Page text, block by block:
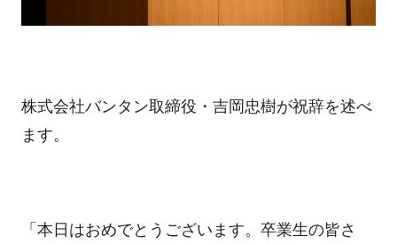
株式会社バンタン取締役・吉岡忠樹が祝辞を述べ
ます。
「本日はおめでとうございます。卒業生の皆さ